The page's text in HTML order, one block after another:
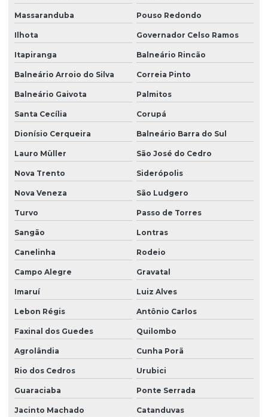
Projeto de grandes vãos para construtoras
Projeto hidraulico alvenaria estrutural
Projeto hidraulico basico
Projeto hidraulico completo
Projeto hidraulico e hidrossanitário
Projeto hidráulico loteamento
Projeto hidráulico predial
Projeto hidráulico residencial
Projeto hidraulico sobrado
Projeto hidrossanitário
Projeto hidrossanitário apartamento
Projeto hidrossanitário em bim
Projeto hidrossanitário comercial
Projeto hidrossanitário edifício
Projeto hidrossanitário hospital
Projeto hidrossanitário loteamento
Projeto hidrossanitário predial
Massaranduba Pouso Redondo
Ilhota Governador Celso Ramos
Itapiranga Balneário Rincão
Balneário Arroio do Silva Correia Pinto
Balneário Gaivota Palmitos
Santa Cecília Corupá
Dionísio Cerqueira Balneário Barra do Sul
Lauro Müller São José do Cedro
Nova Trento Siderópolis
Nova Veneza São Ludgero
Turvo Passo de Torres
Sangão Lontras
Canelinha Rodeio
Campo Alegre Gravatal
Imaruí Luiz Alves
Lebon Régis Antônio Carlos
Faxinal dos Guedes Quilombo
Agrolândia Cunha Porã
Rio dos Cedros Urubici
Guaraciaba Ponte Serrada
Jacinto Machado Catanduvas